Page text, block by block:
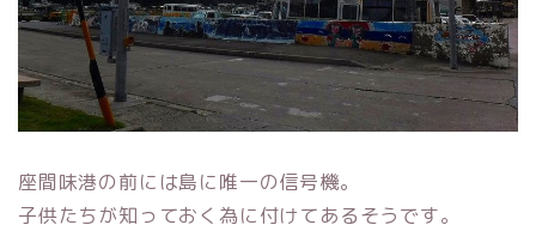
座間味港の前には島に唯一の信号機。
子供たちが知っておく為に付けてあるそうです。